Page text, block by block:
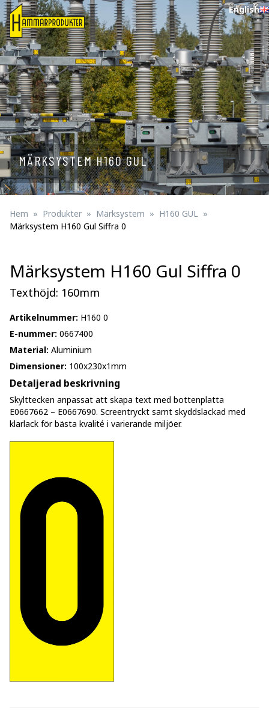
English
MÄRKSYSTEM H160 GUL
Hem Produkter Märksystem
H160 GUL
Märksystem H160 Gul Siffra 0
Märksystem H160 Gul Siffra 0
Texthöjd: 160mm
Artikelnummer: H160 0
E-nummer: 0667400
Material: Aluminium
Dimensioner: 100x230x1mm
Detaljerad beskrivning
Skylttecken anpassat att skapa text med bottenplatta
E0667662 – E0667690. Screentryckt samt skyddslackad med
klarlack för bästa kvalité i varierande miljöer.